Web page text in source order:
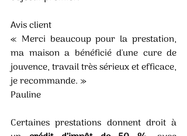
Avis client
« Merci beaucoup pour la prestation,
ma maison a bénéficié d'une cure de
jouvence, travail très sérieux et efficace,
je recommande. »
Pauline
Certaines prestations donnent droit à